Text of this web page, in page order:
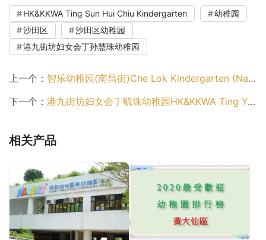
HK&KKWA Ting Sun Hui Chiu Kindergarten
幼稚园
沙田区
沙田区幼稚园
港九街坊妇女会丁孙慧珠幼稚园
上一个： 智乐幼稚园(南昌街)Che Lok Kindergarten (Nam Cheong Street)（深水埗区幼稚园）
下一个： 港九街坊妇女会丁毓珠幼稚园HK&KKWA Ting Yuk Chee Kindergarten（东区幼稚园）
相关产品